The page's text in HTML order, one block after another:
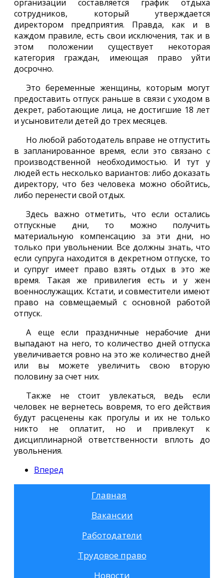
организации составляется график отдыха
сотрудников, который утверждается
директором предприятия. Правда, как и в
каждом правиле, есть свои исключения, так и в
этом положении существует некоторая
категория граждан, имеющая право уйти
досрочно.
Это беременные женщины, которым могут
предоставить отпуск раньше в связи с уходом в
декрет, работающие лица, не достигшие 18 лет
и усыновители детей до трех месяцев.
Но любой работодатель вправе не отпустить
в запланированное время, если это связано с
производственной необходимостью. И тут у
людей есть несколько вариантов: либо доказать
директору, что без человека можно обойтись,
либо перенести свой отдых.
Здесь важно отметить, что если остались
отпускные дни, то можно получить
материальную компенсацию за эти дни, но
только при увольнении. Все должны знать, что
если супруга находится в декретном отпуске, то
и супруг имеет право взять отдых в это же
время. Такая же привилегия есть и у жен
военнослужащих. Кстати, и совместители имеют
право на совмещаемый с основной работой
отпуск.
А еще если праздничные нерабочие дни
выпадают на него, то количество дней отпуска
увеличивается ровно на это же количество дней
или вы можете увеличить свою вторую
половину за счет них.
Также не стоит увлекаться, ведь если
человек не вернетесь вовремя, то его действия
будут расценены как прогулы и их не только
никто не оплатит, но и привлекут к
дисциплинарной ответственности вплоть до
увольнения.
Вперед
Главная
Вакансии
Работодатели
Трудовое право
Новости